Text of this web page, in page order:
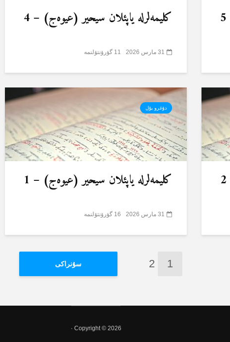
کلیمەلرلە یاپئلان سیحیر (عیوەج) – 4
31 مارس 2026 11 گؤرۆنتۆلنمە
دۇغرو یۇل
کلیمەلرلە یاپئلان سیحیر (عیوەج) – 1
31 مارس 2026 16 گؤرۆنتۆلنمە
1
2 سۇنراکی
Copyright © 2026 ·